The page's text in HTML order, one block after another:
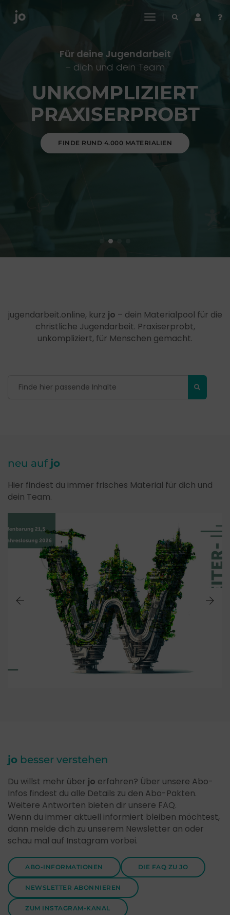
toggle
Für deine Jugendarbeit
– dich und dein Team
UNKOMPLIZIERT
PRAXISERPROBT
FINDE RUND 4.000 MATERIALIEN
jugendarbeit.online, kurz jo – dein Materialpool für die
christliche Jugendarbeit. Praxiserprobt,
unkompliziert, für Menschen gemacht.
neu auf jo
Hier findest du immer frisches Material für dich und
dein Team.
jo besser verstehen
Du willst mehr über jo erfahren? Über unsere Abo-
Infos findest du alle Details zu den Abo-Pakten.
Weitere Antworten bieten dir unsere FAQ.
Wenn du immer aktuell informiert bleiben möchtest,
dann melde dich zu unserem Newsletter an oder
schau mal auf Instagram vorbei.
ABO-INFORMATIONEN DIE FAQ ZU JO
NEWSLETTER ABONNIEREN
ZUM INSTAGRAM-KANAL